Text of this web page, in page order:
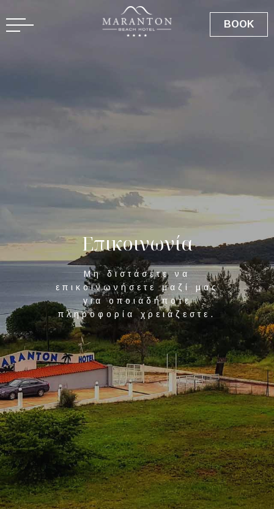
EN BOOK
Επικοινωνία
Μη διστάσετε να
επικοινωνήσετε μαζί μας
για οποιαδήποτε
πληροφορία χρειάζεστε.